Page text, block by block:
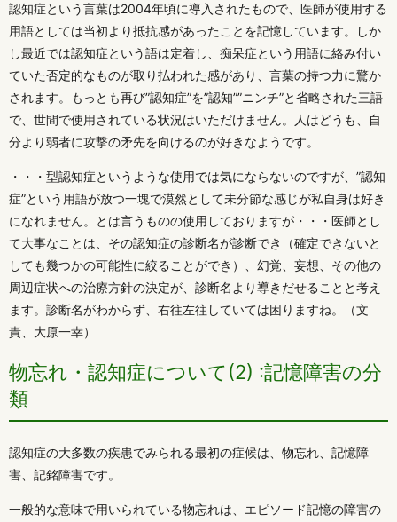
認知症という言葉は2004年頃に導入されたもので、医師が使用する
用語としては当初より抵抗感があったことを記憶しています。しか
し最近では認知症という語は定着し、痴呆症という用語に絡み付い
ていた否定的なものが取り払われた感があり、言葉の持つ力に驚か
されます。もっとも再び”認知症”を”認知””ニンチ”と省略された三語
で、世間で使用されている状況はいただけません。人はどうも、自
分より弱者に攻撃の矛先を向けるのが好きなようです。
・・・型認知症というような使用では気にならないのですが、”認知
症”という用語が放つ一塊で漠然として未分節な感じが私自身は好き
になれません。とは言うものの使用しておりますが・・・医師とし
て大事なことは、その認知症の診断名が診断でき（確定できないと
しても幾つかの可能性に絞ることができ）、幻覚、妄想、その他の
周辺症状への治療方針の決定が、診断名より導きだせることと考え
ます。診断名がわからず、右往左往していては困りますね。（文
責、大原一幸）
物忘れ・認知症について(2) :記憶障害の分
類
認知症の大多数の疾患でみられる最初の症候は、物忘れ、記憶障
害、記銘障害です。
一般的な意味で用いられている物忘れは、エピソード記憶の障害の